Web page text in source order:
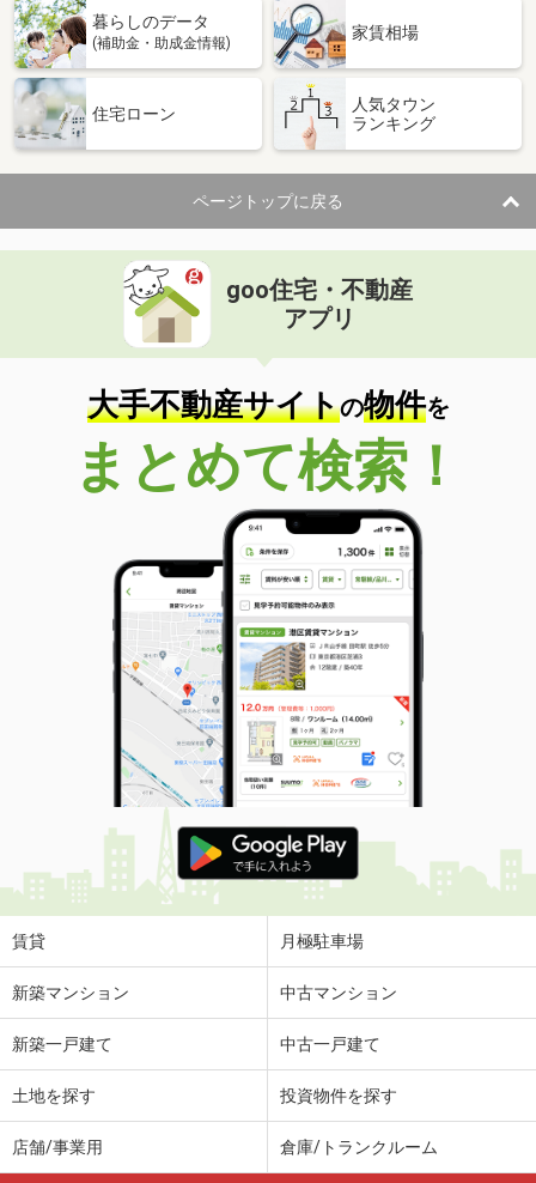
暮らしのデータ
(補助金・助成金情報)
家賃相場
住宅ローン
人気タウン
ランキング
ページトップに戻る
goo住宅・不動産
アプリ
大手不動産サイトの物件を
まとめて検索！
賃貸 月極駐車場
新築マンション 中古マンション
新築一戸建て 中古一戸建て
土地を探す 投資物件を探す
店舗/事業用 倉庫/トランクルーム